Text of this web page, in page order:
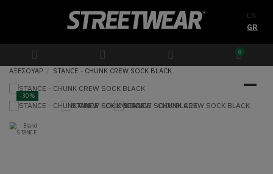
EN
GR
0
ΑΞΕΣΟΥΑΡ STANCE - CHUNK CREW SOCK BLACK
-30%